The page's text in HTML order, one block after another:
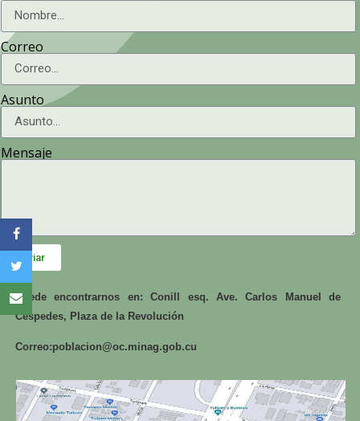
Correo
Asunto
Mensaje
Enviar
Puede encontrarnos en: Conill esq. Ave. Carlos Manuel de
Céspedes, Plaza de la Revolución
Correo:poblacion@oc.minag.gob.cu